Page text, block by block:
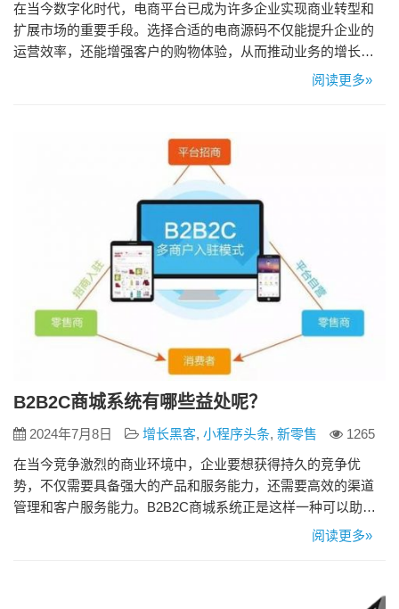
在当今数字化时代，电商平台已成为许多企业实现商业转型和
扩展市场的重要手段。选择合适的电商源码不仅能提升企业的
运营效率，还能增强客户的购物体验，从而推动业务的增长。
然而，面对市面上琳琅满目的电商源码，企业应该如何选择？
需要明确自身的需求和目标。不同的企业在业务模式、目标市
阅读更多»
B2B2C商城系统有哪些益处呢？
2024年7月8日 增长黑客, 小程序头条, 新零售
1265
在当今竞争激烈的商业环境中，企业要想获得持久的竞争优
势，不仅需要具备强大的产品和服务能力，还需要高效的渠道
管理和客户服务能力。B2B2C商城系统正是这样一种可以助力
企业实现全方位业务增长的利器。那么，B2B2C商城系统有哪
阅读更多»